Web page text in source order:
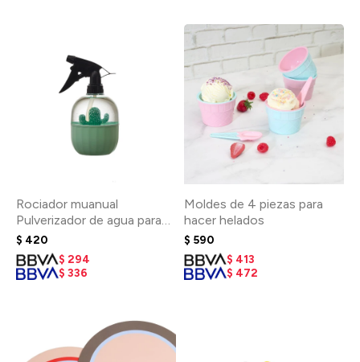
Rociador muanual
Pulverizador de agua para
plantas - Verde
$ 420
$ 294
$ 336
Moldes de 4 piezas para
hacer helados
$ 590
$ 413
$ 472